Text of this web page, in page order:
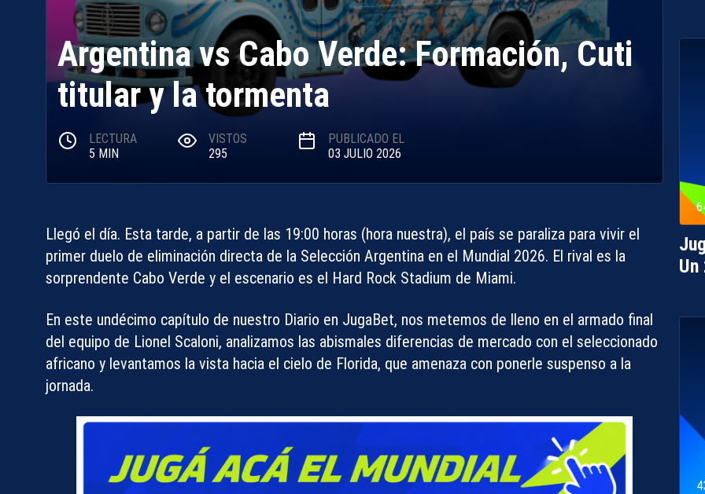
Argentina vs Cabo Verde: Formación, Cuti
titular y la tormenta
LECTURA
5 MIN
VISTOS
295
PUBLICADO EL
03 JULIO 2026
Llegó el día. Esta tarde, a partir de las 19:00 horas (hora nuestra), el país se paraliza para vivir el
primer duelo de eliminación directa de la Selección Argentina en el Mundial 2026. El rival es la
sorprendente Cabo Verde y el escenario es el Hard Rock Stadium de Miami.
En este undécimo capítulo de nuestro Diario en JugaBet, nos metemos de lleno en el armado final
del equipo de Lionel Scaloni, analizamos las abismales diferencias de mercado con el seleccionado
africano y levantamos la vista hacia el cielo de Florida, que amenaza con ponerle suspenso a la
jornada.
Un